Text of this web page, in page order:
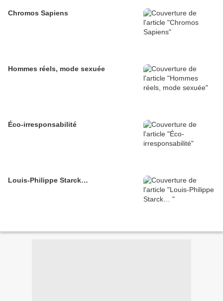
Chromos Sapiens
Hommes réels, mode sexuée
Éco-irresponsabilité
Louis-Philippe Starck…